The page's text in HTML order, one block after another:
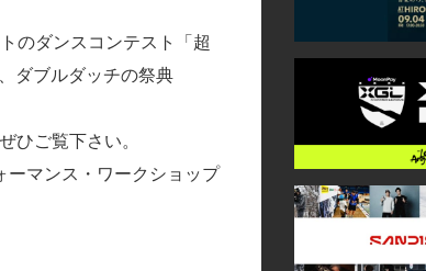
のダンスコンテスト「超
ダブルダッチの祭典
ひご覧下さい。
ーマンス・ワークショップ